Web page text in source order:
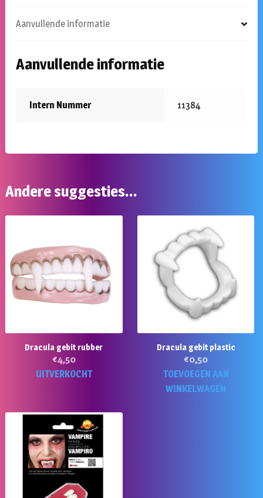
Aanvullende informatie
Aanvullende informatie
Intern Nummer 11384
Andere suggesties…
Dracula gebit rubber
€4,50
UITVERKOCHT
Dracula gebit plastic
€0,50
TOEVOEGEN AAN
WINKELWAGEN